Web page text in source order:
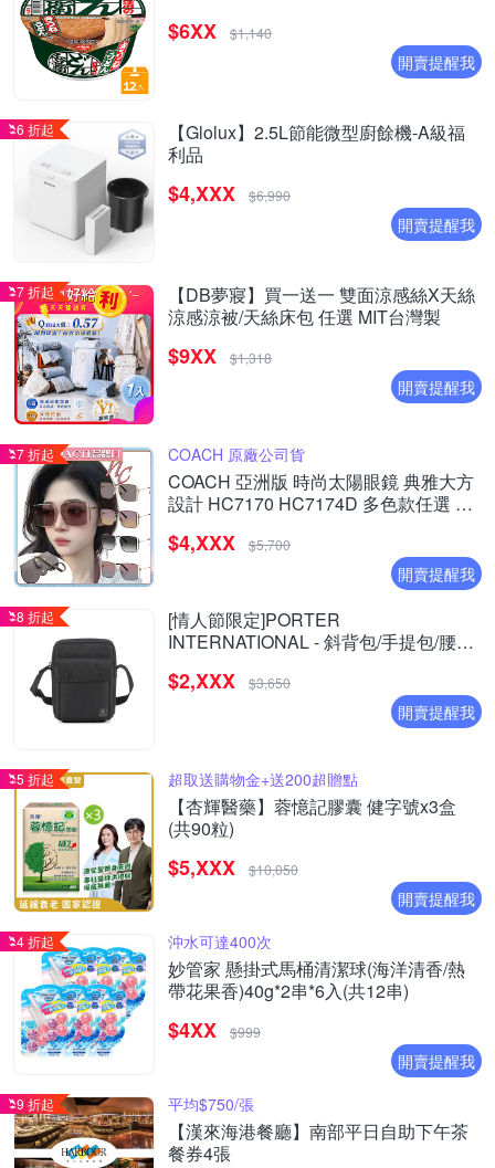
$6XX $1,140
開賣提醒我
6 折起
【Glolux】2.5L節能微型廚餘機-A級福
利品
$4,XXX $6,990
開賣提醒我
7 折起
【DB夢寢】買一送一 雙面涼感絲X天絲
涼感涼被/天絲床包 任選 MIT台灣製
$9XX $1,318
開賣提醒我
7 折起 COACH 原廠公司貨
COACH 亞洲版 時尚太陽眼鏡 典雅大方
設計 HC7170 HC7174D 多色款任選 公
$4,XXX $5,700
開賣提醒我
8 折起
[情人節限定]PORTER
INTERNATIONAL - 斜背包/手提包/腰包/
$2,XXX $3,650
開賣提醒我
5 折起 超取送購物金+送200超贈點
【杏輝醫藥】蓉憶記膠囊 健字號x3盒
(共90粒)
$5,XXX $10,050
開賣提醒我
4 折起 沖水可達400次
妙管家 懸掛式馬桶清潔球(海洋清香/熱
帶花果香)40g*2串*6入(共12串)
$4XX $999
開賣提醒我
9 折起 平均$750/張
【漢來海港餐廳】南部平日自助下午茶
餐券4張